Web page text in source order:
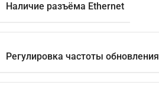
Наличие разъёма Ethernet
Регулировка частоты обновления